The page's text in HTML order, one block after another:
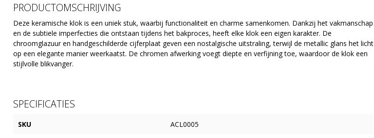
PRODUCTOMSCHRIJVING
Deze keramische klok is een uniek stuk, waarbij functionaliteit en charme samenkomen. Dankzij het vakmanschap
en de subtiele imperfecties die ontstaan tijdens het bakproces, heeft elke klok een eigen karakter. De
chroomglazuur en handgeschilderde cijferplaat geven een nostalgische uitstraling, terwijl de metallic glans het licht
op een elegante manier weerkaatst. De chromen afwerking voegt diepte en verfijning toe, waardoor de klok een
stijlvolle blikvanger.
SPECIFICATIES
SKU ACL0005